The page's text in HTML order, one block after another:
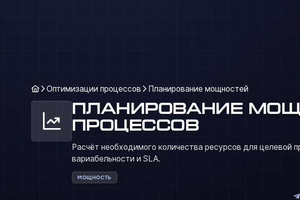
Оптимизации процессов Планирование мощностей
Планирование
процессов
Расчёт необходимого количества ресурсов для целевой
вариабельности и SLA.
МОЩНОСТЬ